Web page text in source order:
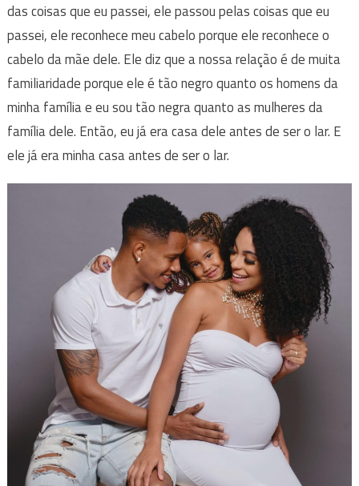
das coisas que eu passei, ele passou pelas coisas que eu
passei, ele reconhece meu cabelo porque ele reconhece o
cabelo da mãe dele. Ele diz que a nossa relação é de muita
familiaridade porque ele é tão negro quanto os homens da
minha família e eu sou tão negra quanto as mulheres da
família dele. Então, eu já era casa dele antes de ser o lar. E
ele já era minha casa antes de ser o lar.